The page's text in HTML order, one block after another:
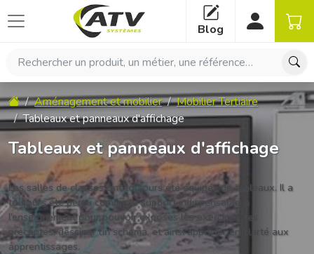
Rechercher un produit, un métier, une référence…
Blog
Accueil
Aménagement et mobilier
Mobilier Tertiaire
Tableaux et panneaux d'affichage
Tableaux et panneaux d'affichage
Les salles de classes ont toujours été équipés de tableaux. Il a
toujours été perçu comme le support indispensable à
l’enseignement pour pouvoir exposes les exercices, les
préceptes, dessiner un schéma, et ainsi apporter en clarté aux
apprentissages.
Panneau de gestion des cookies